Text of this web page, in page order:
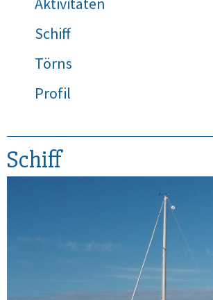
Schiff
Törns
Profil
Schiff